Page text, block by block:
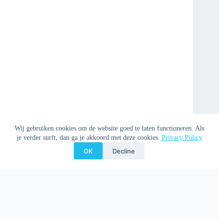
Wij gebruiken cookies om de website goed te laten functioneren. Als
je verder surft, dan ga je akkoord met deze cookies. Privacy Policy
OK Decline